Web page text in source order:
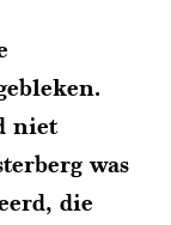
niet
was
die